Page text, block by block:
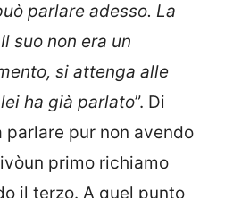
parlare adesso. La
suo non era un
si attenga alle
ha già parlato”. Di
pur non avendo
primo richiamo
il terzo. A quel punto